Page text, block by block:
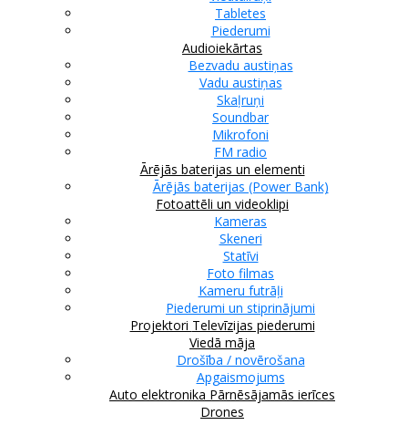
Tabletes
Piederumi
Audioiekārtas
Bezvadu austiņas
Vadu austiņas
Skaļruņi
Soundbar
Mikrofoni
FM radio
Ārējās baterijas un elementi
Ārējās baterijas (Power Bank)
Fotoattēli un videoklipi
Kameras
Skeneri
Statīvi
Foto filmas
Kameru futrāļi
Piederumi un stiprinājumi
Projektori Televīzijas piederumi
Viedā māja
Drošība / novērošana
Apgaismojums
Auto elektronika Pārnēsājamās ierīces
Drones